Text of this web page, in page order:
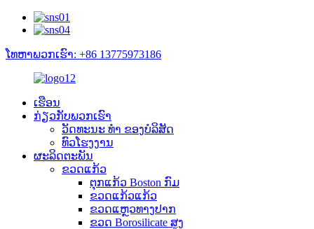
ໂທຫາພວກເຮົາ: +86 13775973186
ເຮືອນ
ກ່ຽວ​ກັບ​ພວກ​ເຮົາ
ວັດທະນະ ທຳ ຂອງບໍລິສັດ
ທົວໂຮງງານ
ຜະລິດຕະພັນ
ຂວດແກ້ວ
ຕຸກແກ້ວ Boston ກົມ
ຂວດແກ້ວແກ້ວ
ຂວດແຫຼວທາງປາກ
ຂວດ Borosilicate ສູງ